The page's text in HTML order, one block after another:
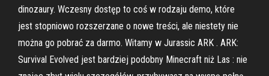
dinozaury. Wczesny dostęp to coś w rodzaju demo, które
jest stopniowo rozszerzane o nowe treści, ale niestety nie
można go pobrać za darmo. Witamy w Jurassic ARK . ARK:
Survival Evolved jest bardziej podobny Minecraft niż Las : nie